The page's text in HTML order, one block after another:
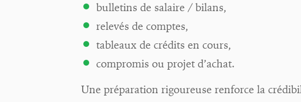
bulletins de salaire / bilans,
relevés de comptes,
tableaux de crédits en cours,
compromis ou projet d’achat.
Une préparation rigoureuse renforce la